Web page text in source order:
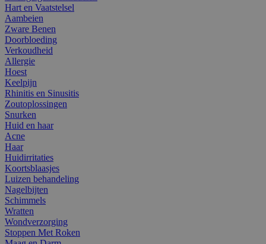
Hart en Vaatstelsel
Aambeien
Zware Benen
Doorbloeding
Verkoudheid
Allergie
Hoest
Keelpijn
Rhinitis en Sinusitis
Zoutoplossingen
Snurken
Huid en haar
Acne
Haar
Huidirritaties
Koortsblaasjes
Luizen behandeling
Nagelbijten
Schimmels
Wratten
Wondverzorging
Stoppen Met Roken